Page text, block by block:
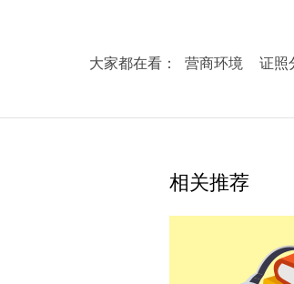
大家都在看： 营商环境 证照
相关推荐